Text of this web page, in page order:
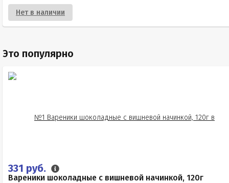
Нет в наличии
Это популярно
331 руб.
Вареники шоколадные с вишневой начинкой, 120г